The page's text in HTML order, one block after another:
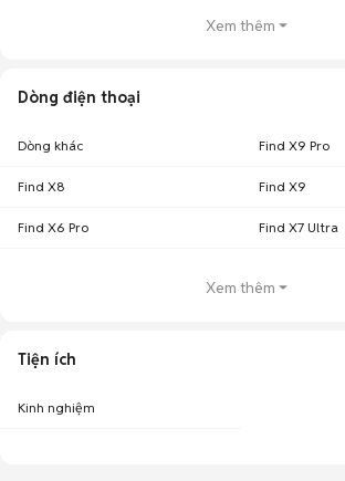
Xem thêm
Dòng điện thoại
Dòng khác Find X9 Pro
Find X8 Find X9
Find X6 Pro Find X7 Ultra
Xem thêm
Tiện ích
Kinh nghiệm